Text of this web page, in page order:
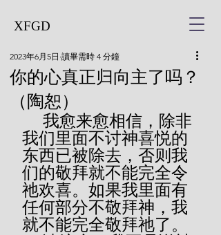
XFGD
你的心真正归向主了吗？
（陶恕）
2023年6月5日 讀畢需時 4 分鐘
我们里面不讨神喜悦的
东西已被除去，否则我
们的敬拜就不能完全令
祂欢喜。如果我里面有
任何部分不敬拜神，我
就不能完全敬拜祂了。